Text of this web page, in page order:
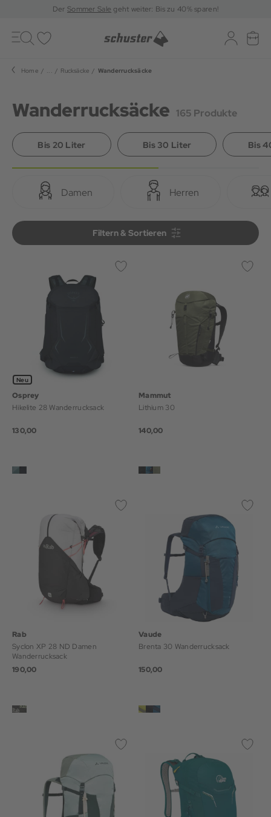
DerSommer Sale geht weiter: Bis zu 40% sparen!
Toggle
navigation
Home ... Rucksäcke Wanderrucksäcke
Wanderrucksäcke 165 Produkte
Bis 20 Liter Bis 30 Liter Bis
Damen Herren
Filtern & Sortieren
Filtern & Sortieren
Neu
Osprey
Hikelite 28 Wanderrucksack
130,00
Mammut
Lithium 30
140,00
Rab
Syclon XP 28 ND Damen
Wanderrucksack
190,00
Vaude
Brenta 30 Wanderrucksack
150,00